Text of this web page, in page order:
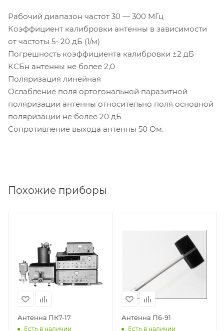
Рабочий диапазон частот 30 — 300 МГц
Коэффициент калибровки антенны в зависимости
от частоты 5- 20 дБ (1/м)
Погрешность коэффициента калибровки ±2 дБ
КСБн антенны не более 2,0
Поляризация линейная
Ослабление поля ортогональной паразитной
поляризации антенны относительно поля основной
поляризации не более 20 дБ
Сопротивление выхода антенны 50 Ом.
Похожие приборы
Антенна ПК7-17
Есть в наличии
Антенна П6-91
Есть в наличии